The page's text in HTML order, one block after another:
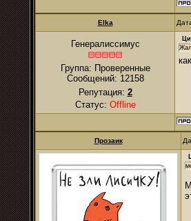
Elka
Генералиссимус
Группа: Проверенные
Сообщений: 12158
Репутация: 2
Статус: Offline
Прозаик